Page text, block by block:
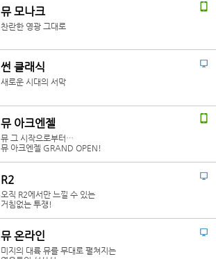
뮤 모나크
찬란한 영광 그대로
썬 클래식
새로운 시대의 서막
뮤 아크엔젤
뮤 그 시작으로부터…
뮤 아크엔젤 GRAND OPEN!
R2
오직 R2에서만 느낄 수 있는
거침없는 투쟁!
뮤 온라인
미지의 대륙 뮤를 무대로 펼쳐지는